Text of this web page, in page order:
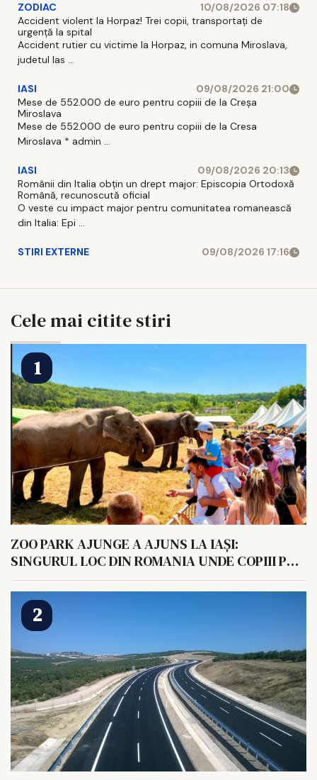
ZODIAC
10/08/2026 07:18
Accident violent la Horpaz! Trei copii, transportați de
urgență la spital
Accident rutier cu victime la Horpaz, in comuna Miroslava,
judetul Ias ...
IASI
09/08/2026 21:00
Mese de 552.000 de euro pentru copiii de la Creșa
Miroslava
Mese de 552.000 de euro pentru copiii de la Cresa
Miroslava * admin ...
IASI
09/08/2026 20:13
Românii din Italia obțin un drept major: Episcopia Ortodoxă
Română, recunoscută oficial
O veste cu impact major pentru comunitatea romanească
din Italia: Epi ...
STIRI EXTERNE 09/08/2026 17:16
Cele mai citite stiri
ZOO PARK AJUNGE A AJUNS LA IAȘI:
SINGURUL LOC DIN ROMANIA UNDE COPIII POT
HRANI UN ELEFANT